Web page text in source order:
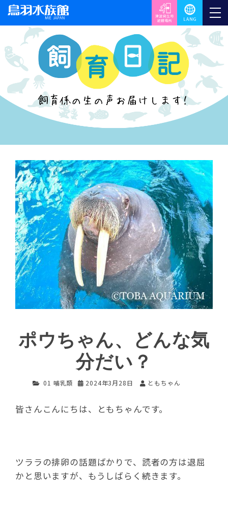
ポウちゃん、どんな気
分だい？
01 哺乳類 2024年3月28日 ともちゃん
皆さんこんにちは、ともちゃんです。
ツララの排卵の話題ばかりで、読者の方は退屈
かと思いますが、もうしばらく続きます。